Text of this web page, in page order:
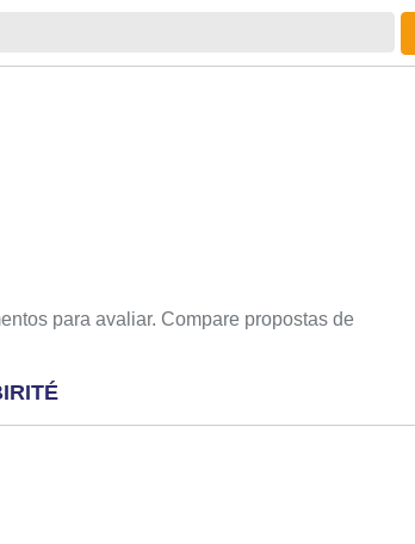
para avaliar. Compare propostas de